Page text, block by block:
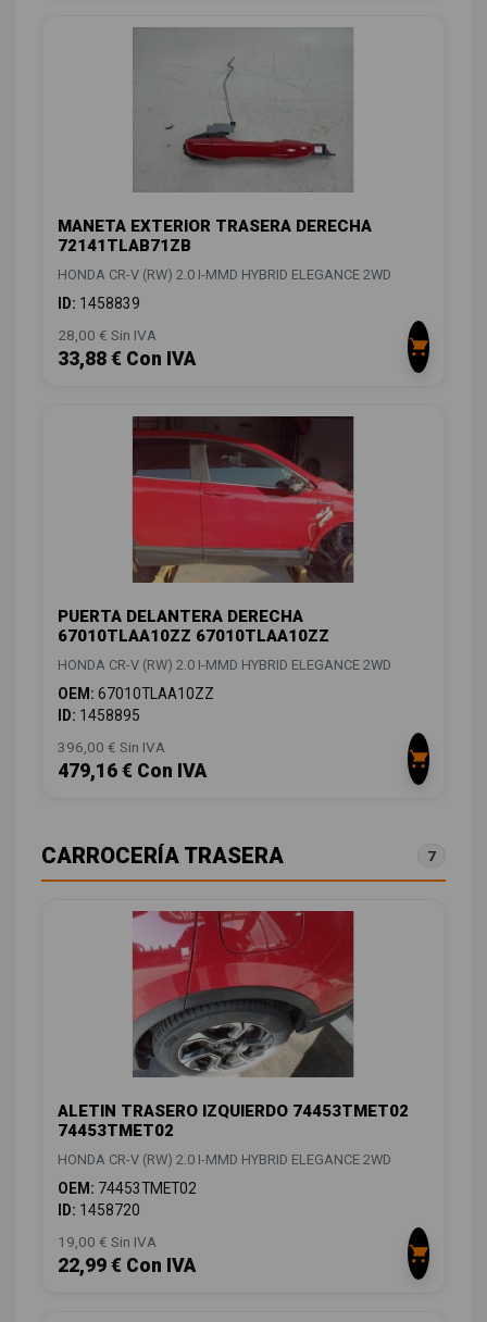
MANETA EXTERIOR TRASERA DERECHA
72141TLAB71ZB
HONDA CR-V (RW) 2.0 I-MMD HYBRID ELEGANCE 2WD
ID: 1458839
28,00 € Sin IVA
33,88 € Con IVA
PUERTA DELANTERA DERECHA
67010TLAA10ZZ 67010TLAA10ZZ
HONDA CR-V (RW) 2.0 I-MMD HYBRID ELEGANCE 2WD
OEM: 67010TLAA10ZZ
ID: 1458895
396,00 € Sin IVA
479,16 € Con IVA
CARROCERÍA TRASERA 7
ALETIN TRASERO IZQUIERDO 74453TMET02
74453TMET02
HONDA CR-V (RW) 2.0 I-MMD HYBRID ELEGANCE 2WD
OEM: 74453TMET02
ID: 1458720
19,00 € Sin IVA
22,99 € Con IVA